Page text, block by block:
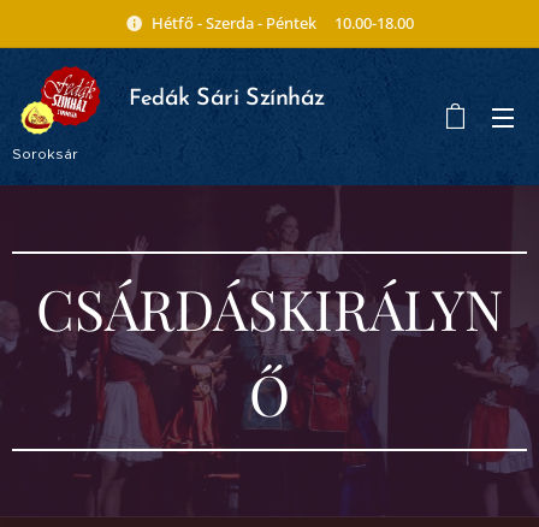
Hétfő - Szerda - Péntek 10.00-18.00
Fedák Sári Színház
Soroksár
CSÁRDÁSKIRÁLYN
Ő